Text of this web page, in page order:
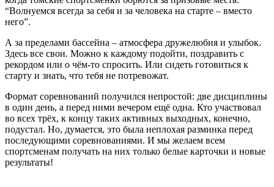
“Волнуемся всегда за себя и за человека на старте – вместо
него”.
А за пределами бассейна – атмосфера дружелюбия и улыбок.
Здесь все свои. Можно к каждому подойти, поздравить с
рекордом или о чём-то спросить. Или сидеть готовиться к
старту и знать, что тебя не потревожат.
Формат соревнований получился непростой: две дисциплины
в один день, а перед ними вечером ещё одна. Кто участвовал
во всех трёх, к концу таких активных выходных, конечно,
подустал. Но, думается, это была неплохая разминка перед
последующими соревнованиями. И мы желаем всем
спортсменам получать на них только белые карточки и новые
результаты!